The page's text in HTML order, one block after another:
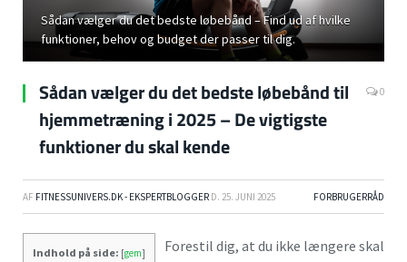
Sådan vælger du det bedste løbebånd – Find ud af hvilke
funktioner, behov og budget der passer til dig.
Sådan vælger du det bedste løbebånd til
hjemmetræning i 2025 – De vigtigste
funktioner du skal kende
0
AF FITNESSUNIVERS.DK - EKSPERTBLOGGER D. 25. JUNI 2025 FORBRUGERRÅD
Indhold på side: [gem]
Forestil dig, at du ikke længere skal